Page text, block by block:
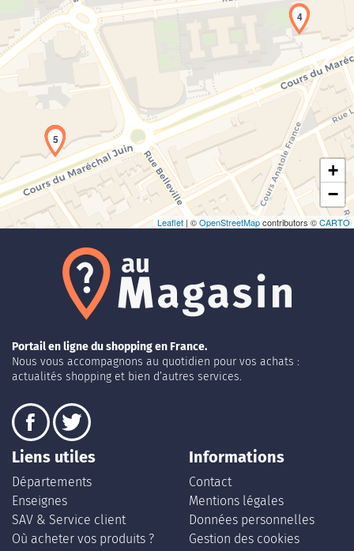
Chargement de la carte en cours...
1
2
3
4
5
+
−
Leaflet | ©OpenStreetMapcontributors ©CARTO
Portail en ligne du shopping en France.
Nous vous accompagnons au quotidien pour vos achats :
actualités shopping et bien d’autres services.
Liens utiles
Départements
Enseignes
SAV & Service client
Où acheter vos produits ?
Informations
Contact
Mentions légales
Données personnelles
Gestion des cookies